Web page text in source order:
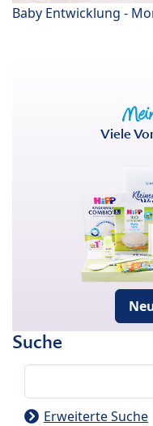
Baby Entwicklung -
Viele
Suche
Erweiterte Suche